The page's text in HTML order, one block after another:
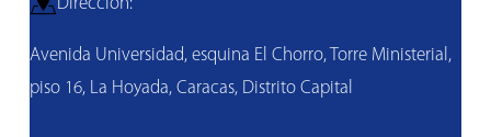
Dirección:
Avenida Universidad, esquina El Chorro, Torre Ministerial,
piso 16, La Hoyada, Caracas, Distrito Capital